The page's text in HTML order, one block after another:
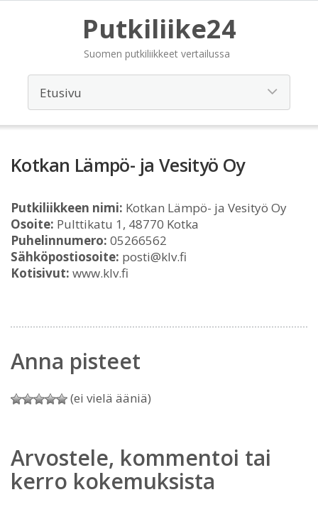
Putkiliike24
Suomen putkiliikkeet vertailussa
Kotkan Lämpö- ja Vesityö Oy
Putkiliikkeen nimi: Kotkan Lämpö- ja Vesityö Oy
Osoite: Pulttikatu 1, 48770 Kotka
Puhelinnumero: 05266562
Sähköpostiosoite: posti@klv.fi
Kotisivut: www.klv.fi
Anna pisteet
(ei vielä ääniä)
Arvostele, kommentoi tai
kerro kokemuksista